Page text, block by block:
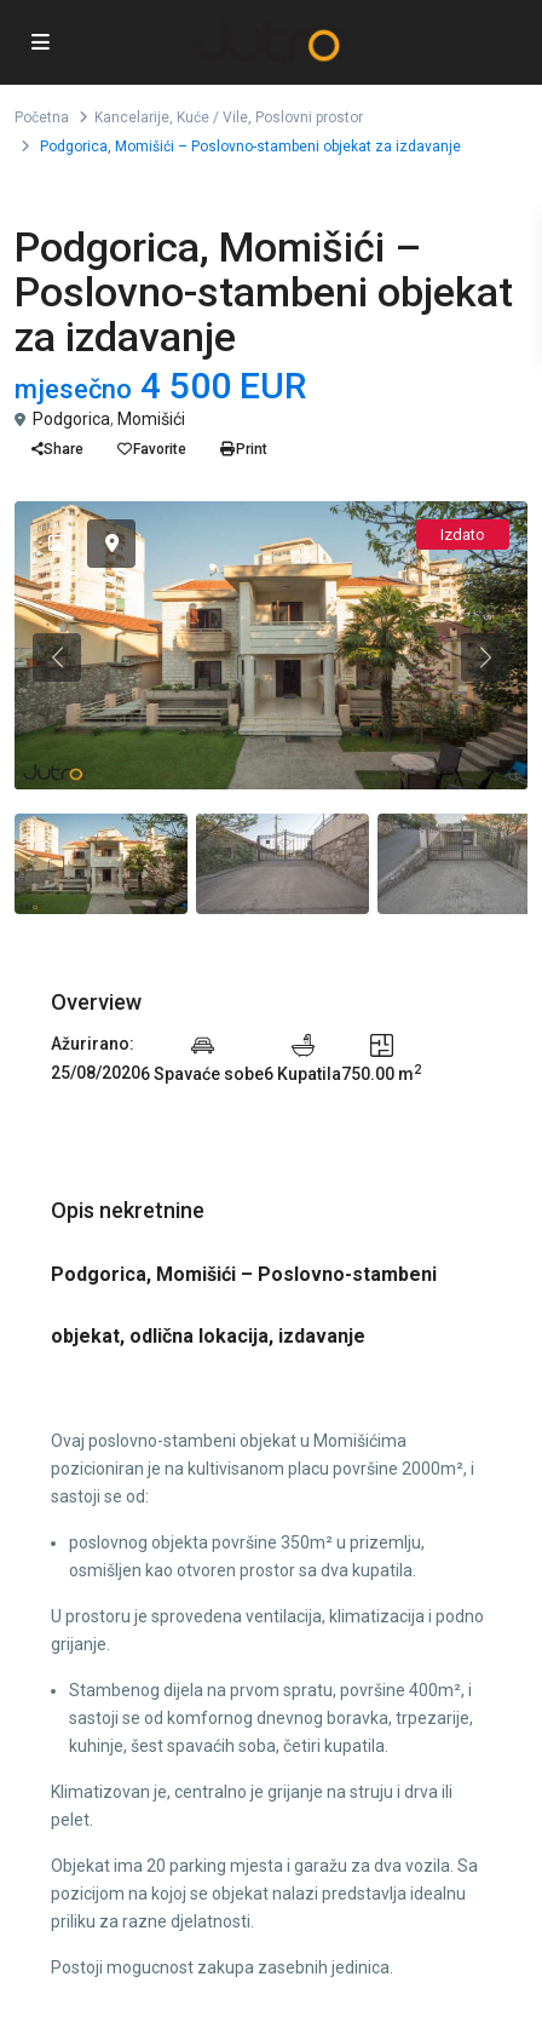
Početna Kancelarije, Kuće / Vile, Poslovni prostor
Podgorica, Momišići – Poslovno-stambeni objekat za izdavanje
Podgorica, Momišići –
Poslovno-stambeni objekat
za izdavanje
mjesečno 4 500 EUR
Podgorica, Momišići
Share Favorite Print
Izdato
Previous
Overview
Ažurirano:
25/08/20206 Spavaće sobe6 Kupatila750.00 m2
Opis nekretnine
Podgorica, Momišići – Poslovno-stambeni
objekat, odlična lokacija, izdavanje
Ovaj poslovno-stambeni objekat u Momišićima
pozicioniran je na kultivisanom placu površine 2000m², i
sastoji se od:
poslovnog objekta površine 350m² u prizemlju,
osmišljen kao otvoren prostor sa dva kupatila.
U prostoru je sprovedena ventilacija, klimatizacija i podno
grijanje.
Stambenog dijela na prvom spratu, površine 400m², i
sastoji se od komfornog dnevnog boravka, trpezarije,
kuhinje, šest spavaćih soba, četiri kupatila.
Klimatizovan je, centralno je grijanje na struju i drva ili
pelet.
Objekat ima 20 parking mjesta i garažu za dva vozila. Sa
pozicijom na kojoj se objekat nalazi predstavlja idealnu
priliku za razne djelatnosti.
Postoji mogucnost zakupa zasebnih jedinica.